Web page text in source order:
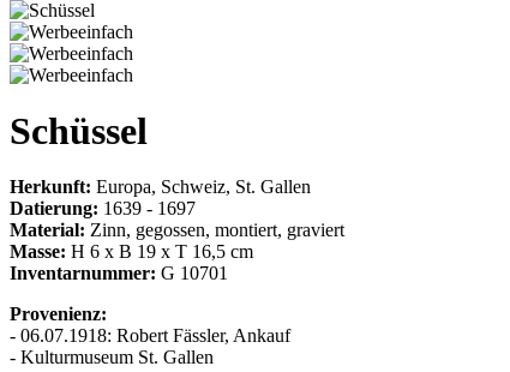
Schüssel
Herkunft: Europa, Schweiz, St. Gallen
Datierung: 1639 - 1697
Material: Zinn, gegossen, montiert, graviert
Masse: H 6 x B 19 x T 16,5 cm
Inventarnummer: G 10701
Provenienz:
- 06.07.1918: Robert Fässler, Ankauf
- Kulturmuseum St. Gallen